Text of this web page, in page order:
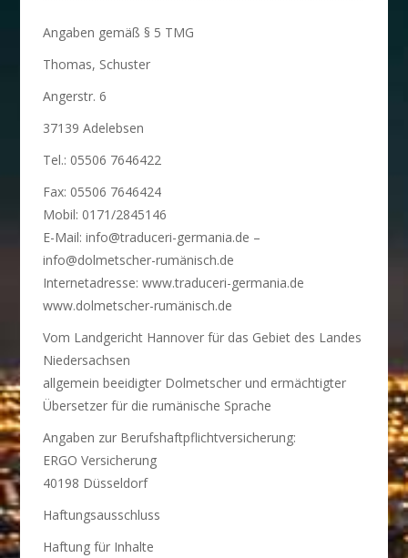
Angaben gemäß § 5 TMG
Thomas, Schuster
Angerstr. 6
37139 Adelebsen
Tel.: 05506 7646422
Fax: 05506 7646424
Mobil: 0171/2845146
E-Mail: info@traduceri-germania.de –
info@dolmetscher-rumänisch.de
Internetadresse: www.traduceri-germania.de
www.dolmetscher-rumänisch.de
Vom Landgericht Hannover für das Gebiet des Landes
Niedersachsen
allgemein beeidigter Dolmetscher und ermächtigter
Übersetzer für die rumänische Sprache
Angaben zur Berufshaftpflichtversicherung:
ERGO Versicherung
40198 Düsseldorf
Haftungsausschluss
Haftung für Inhalte